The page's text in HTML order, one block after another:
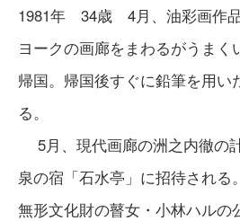
1981年 34歳 4月、油彩画作
ヨークの画廊をまわるがうまく
帰国。帰国後すぐに鉛筆を用い
る。
5月、現代画廊の洲之内徹の
泉の宿「石水亭」に招待される
無形文化財の瞽女・小林ハルの